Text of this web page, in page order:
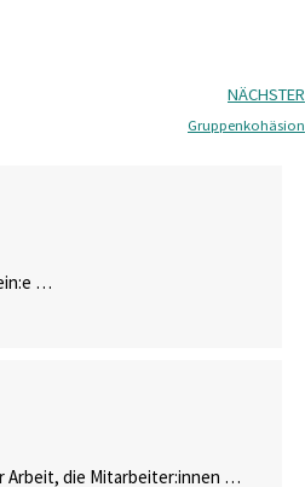
NÄCHSTER
Gruppenkohäsion
…
Arbeit, die Mitarbeiter:innen …